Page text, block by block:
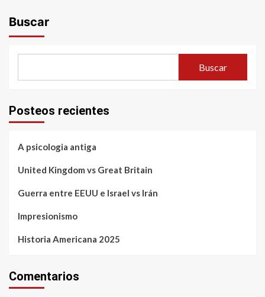
Buscar
Buscar
Posteos recientes
A psicologia antiga
United Kingdom vs Great Britain
Guerra entre EEUU e Israel vs Irán
Impresionismo
Historia Americana 2025
Comentarios